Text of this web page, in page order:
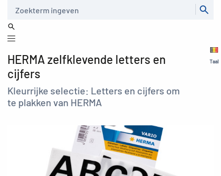
Taal
HERMA zelfklevende letters en
cijfers
Kleurrijke selectie: Letters en cijfers om
te plakken van HERMA